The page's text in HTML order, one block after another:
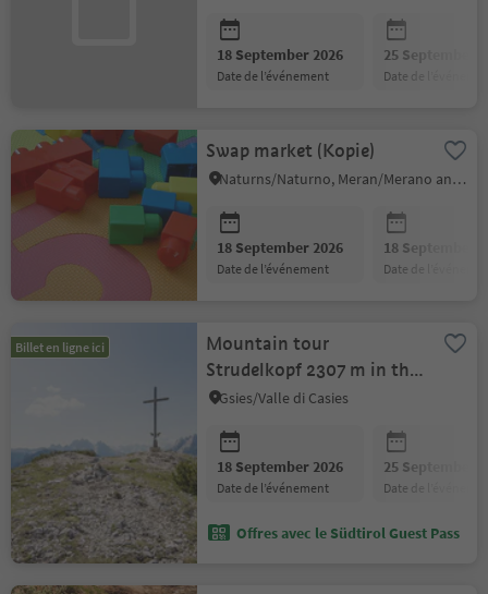
18 September 2026
date de l’événement
25 September
date de
Swap market (Kopie)
Naturns/Naturno, Meran/Merano and environs
18 September 2026
date de l’événement
18 September
date de
Billet en ligne ici
Mountain tour
Strudelkopf 2307 m in the
Braies Dolomites
Gsies/Valle di Casies
18 September 2026
date de l’événement
25 September
date de
Offres avec le Südtirol Guest Pass